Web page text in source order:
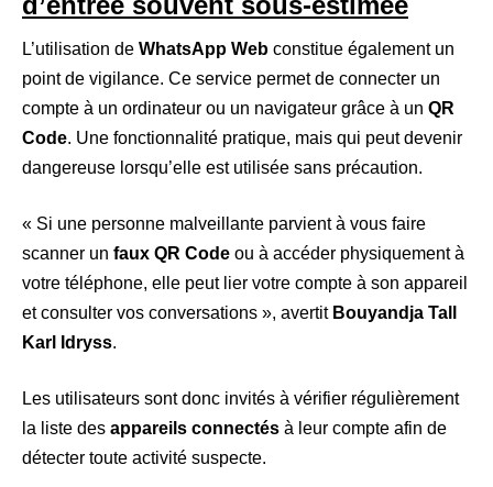
L’utilisation de WhatsApp Web constitue également un
point de vigilance. Ce service permet de connecter un
compte à un ordinateur ou un navigateur grâce à un QR
Code. Une fonctionnalité pratique, mais qui peut devenir
dangereuse lorsqu’elle est utilisée sans précaution.
« Si une personne malveillante parvient à vous faire
scanner un faux QR Code ou à accéder physiquement à
votre téléphone, elle peut lier votre compte à son appareil
et consulter vos conversations », avertit Bouyandja Tall
Karl Idryss.
Les utilisateurs sont donc invités à vérifier régulièrement
la liste des appareils connectés à leur compte afin de
détecter toute activité suspecte.